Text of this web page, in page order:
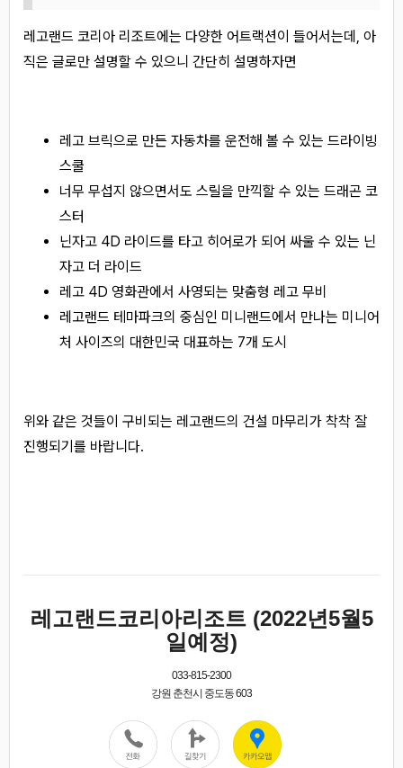
레고랜드 코리아 리조트에는 다양한 어트랙션이 들어서는데, 아
직은 글로만 설명할 수 있으니 간단히 설명하자면
레고 브릭으로 만든 자동차를 운전해 볼 수 있는 드라이빙
스쿨
너무 무섭지 않으면서도 스릴을 만끽할 수 있는 드래곤 코
스터
닌자고 4D 라이드를 타고 히어로가 되어 싸울 수 있는 닌
자고 더 라이드
레고 4D 영화관에서 사영되는 맞춤형 레고 무비
레고랜드 테마파크의 중심인 미니랜드에서 만나는 미니어
처 사이즈의 대한민국 대표하는 7개 도시
위와 같은 것들이 구비되는 레고랜드의 건설 마무리가 착착 잘
진행되기를 바랍니다.